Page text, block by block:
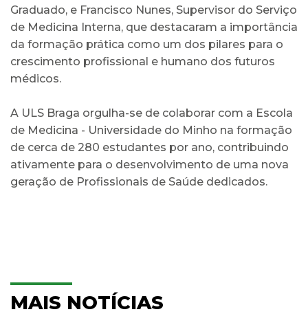
Graduado, e Francisco Nunes, Supervisor do Serviço
de Medicina Interna, que destacaram a importância
da formação prática como um dos pilares para o
crescimento profissional e humano dos futuros
médicos.
A ULS Braga orgulha-se de colaborar com a Escola
de Medicina - Universidade do Minho na formação
de cerca de 280 estudantes por ano, contribuindo
ativamente para o desenvolvimento de uma nova
geração de Profissionais de Saúde dedicados.
MAIS NOTÍCIAS